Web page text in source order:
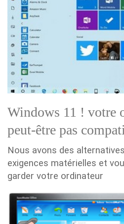
Windows 11 ! votre
peut-être pas
Nous avons des
exigences matérielles et
garder votre ordinateur